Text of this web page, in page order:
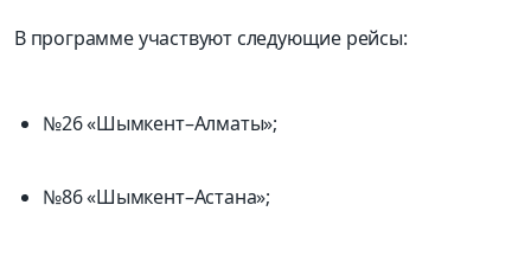
В программе участвуют следующие рейсы:
№26 «Шымкент–Алматы»;
№86 «Шымкент–Астана»;